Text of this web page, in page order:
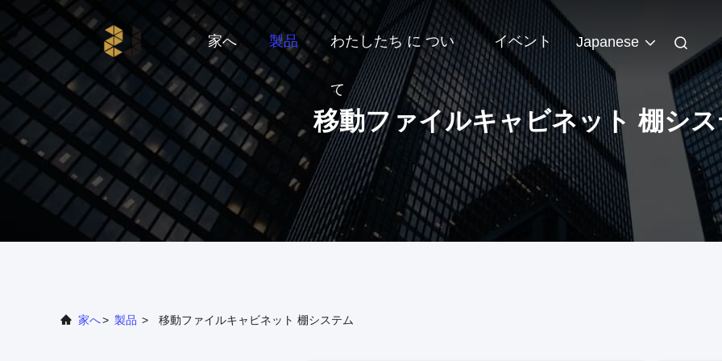
家へ 製品 わたしたち に つい
て
イベント Japanese
移動ファイルキャビネット 棚シ
家へ> 製品 > 移動ファイルキャビネット 棚システム